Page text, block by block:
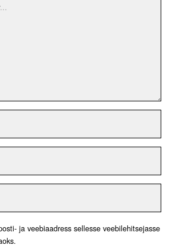
ja veebiaadress sellesse veebilehitsejasse